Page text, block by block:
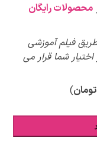
محصولات رایگان
فیلم آموزشی
اختیار شما قرار می
تومان)